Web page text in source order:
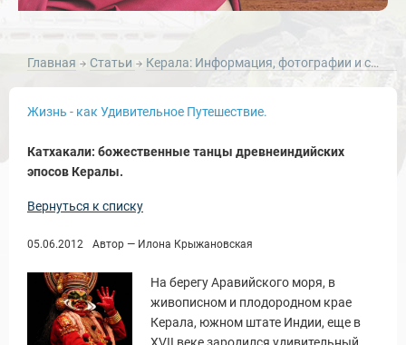
Главная Статьи Керала: Информация, фотографии и статьи по итогам наших туров по Керале, Южная Индия.
Жизнь - как Удивительное Путешествие.
Катхакали: божественные танцы древнеиндийских
эпосов Кералы.
Вернуться к списку
05.06.2012 Автор — Илона Крыжановская
На берегу Аравийского моря, в
живописном и плодородном крае
Керала, южном штате Индии, еще в